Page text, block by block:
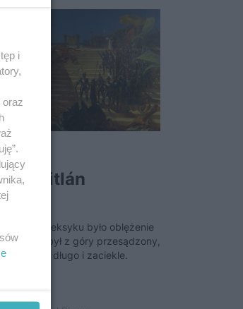
podboju Meksyku było oblężenie
wynik był z góry przesądzony,
walczyli długo i zaciekle.
i
oraz